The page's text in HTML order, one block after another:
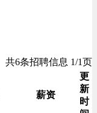
共6条招聘信息 1/1页
薪资
更
新
时